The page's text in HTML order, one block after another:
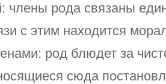
члены рода связаны
с этим находится
род блюдет за
сюда